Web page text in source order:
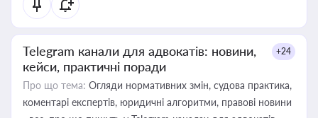
Telegram канали для адвокатів: новини,
кейси, практичні поради
+24
Про що тема: Огляди нормативних змін, судова практика,
коментарі експертів, юридичні алгоритми, правові новини